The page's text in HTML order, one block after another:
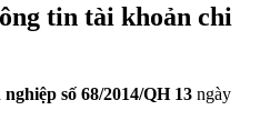
tin tài khoản chi
số 68/2014/QH 13 ngày